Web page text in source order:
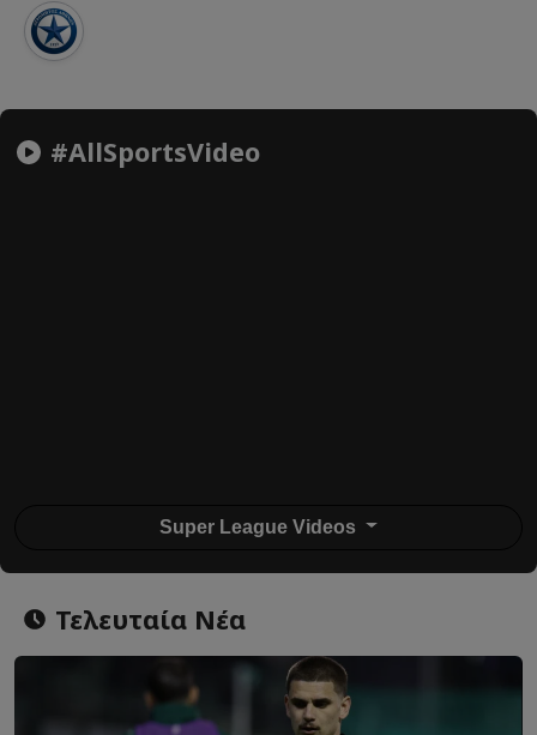
#AllSportsVideo
Super League Videos
Τελευταία Νέα